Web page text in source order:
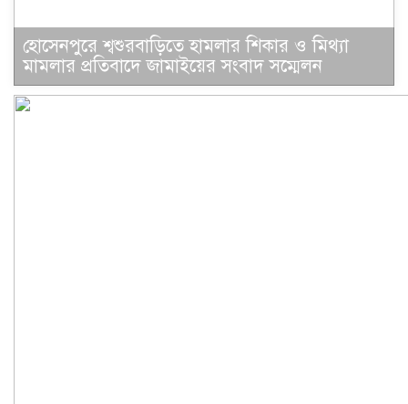
হো‌সেনপু‌রে শ্বশুরবা‌ড়ি‌তে হামলার শিকার ও মিথ‌্যা
মামলার প্রতিবা‌দে জাম‌াই‌য়ে‌র সংবাদ স‌ম্মেলন